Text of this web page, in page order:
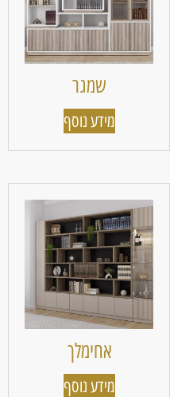
שמגר
מידע נוסף
אחימלך
מידע נוסף